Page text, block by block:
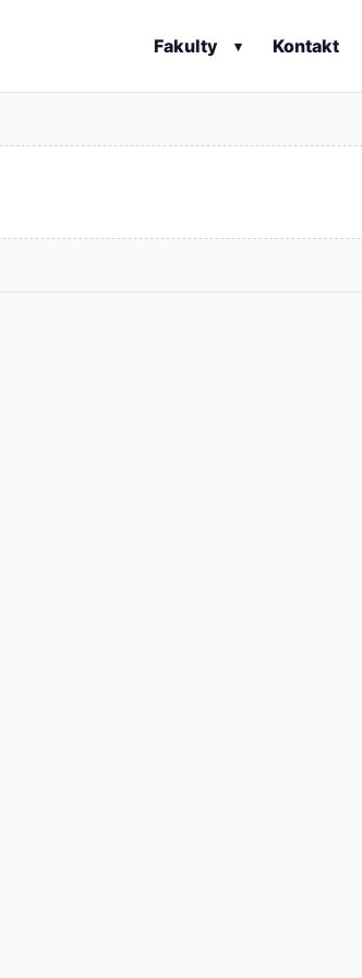
Fakulty ▾ Kontakt